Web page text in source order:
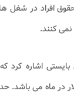
افراد در شغل
کنند.
بایستی اشاره